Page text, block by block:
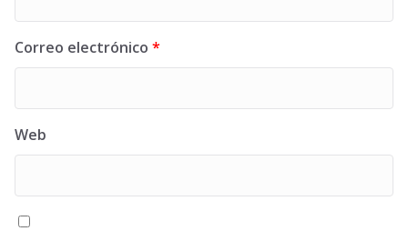
Correo electrónico *
Web